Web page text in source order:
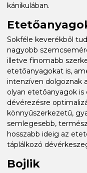
kánikulában.
Sokféle keverékből
nagyobb
illetve finomabb
etetőanyagokat is,
intenzíven dolgoznak
olyan etetőanyagok
dévérezésre
könnyűszerkezetű,
semlegesebb,
hosszabb ideig az
táplálkozó
Bojlik